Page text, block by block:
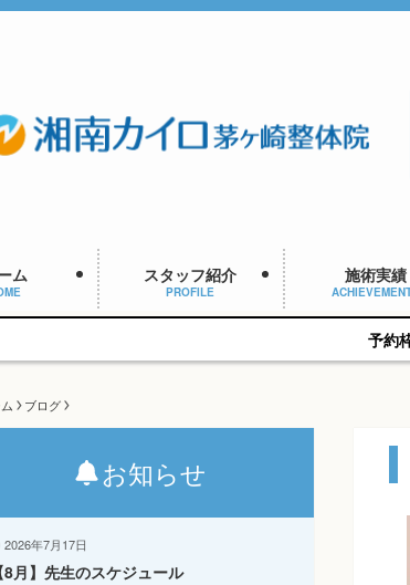
ム スタッフ紹介
PROFILE
施術実績
予約枠に限りがある
ブログ
お知らせ
2026年7月17日
8月】先生のスケジュール